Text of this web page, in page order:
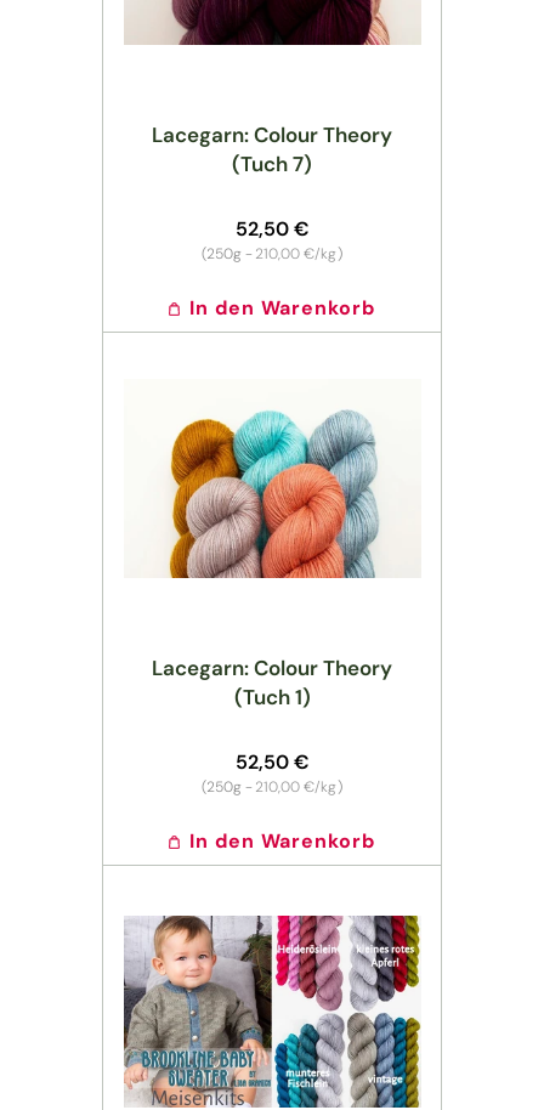
Lacegarn: Colour Theory
(Tuch 7)
Normaler
Preis
52,50 €
(250g - Grundpreis
210,00 €/kg)
In den Warenkorb
Lacegarn: Colour Theory
(Tuch 1)
Normaler
Preis
52,50 €
(250g - Grundpreis
210,00 €/kg)
In den Warenkorb